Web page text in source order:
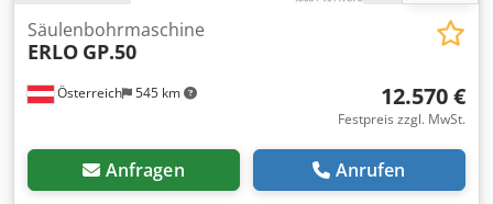
Österreich 545 km
Säulenbohrmaschine
ERLO GP.50
12.570 €
Festpreis zzgl. MwSt.
Anfragen Anrufen